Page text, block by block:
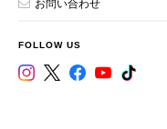
お問い合わせ
FOLLOW US